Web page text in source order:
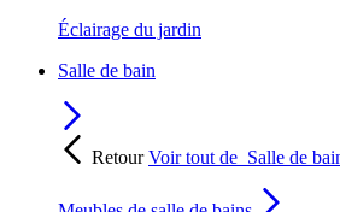
Éclairage du jardin
Salle de bain
RetourVoir tout de Salle de